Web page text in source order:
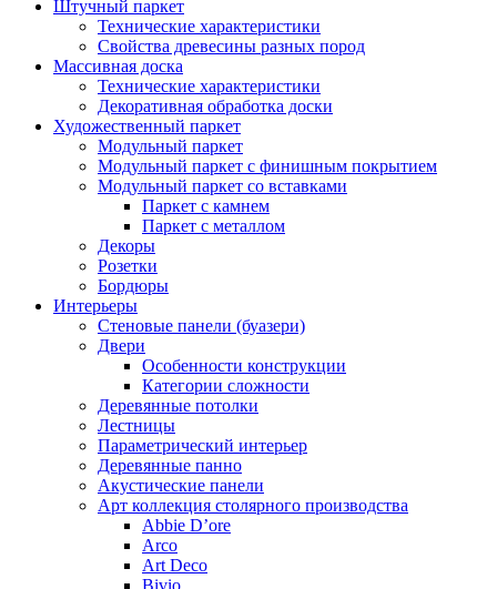
Штучный паркет
Технические характеристики
Свойства древесины разных пород
Массивная доска
Технические характеристики
Декоративная обработка доски
Художественный паркет
Модульный паркет
Модульный паркет с финишным покрытием
Модульный паркет со вставками
Паркет с камнем
Паркет с металлом
Декоры
Розетки
Бордюры
Интерьеры
Стеновые панели (буазери)
Двери
Особенности конструкции
Категории сложности
Деревянные потолки
Лестницы
Параметрический интерьер
Деревянные панно
Акустические панели
Арт коллекция столярного производства
Abbie D’ore
Arco
Art Deco
Bivio